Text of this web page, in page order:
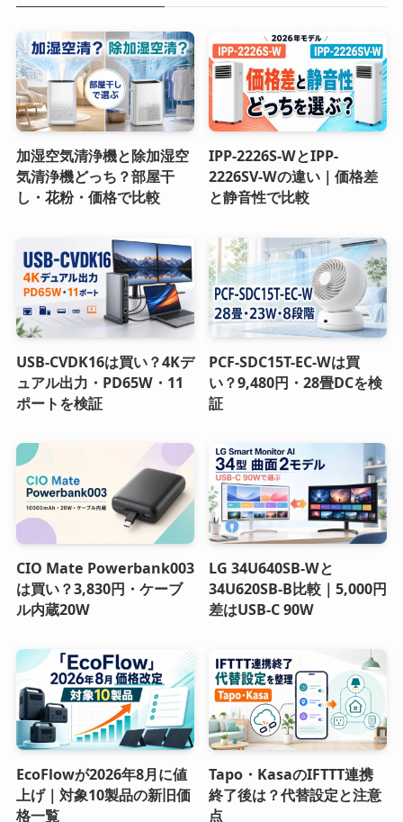
加湿空気清浄機と除加湿空
気清浄機どっち？部屋干
し・花粉・価格で比較
IPP-2226S-WとIPP-
2226SV-Wの違い｜価格差
と静音性で比較
USB-CVDK16は買い？4Kデ
ュアル出力・PD65W・11
ポートを検証
PCF-SDC15T-EC-Wは買
い？9,480円・28畳DCを検
証
CIO Mate Powerbank003
は買い？3,830円・ケーブ
ル内蔵20W
LG 34U640SB-Wと
34U620SB-B比較｜5,000円
差はUSB-C 90W
EcoFlowが2026年8月に値
上げ｜対象10製品の新旧価
格一覧
Tapo・KasaのIFTTT連携
終了後は？代替設定と注意
点